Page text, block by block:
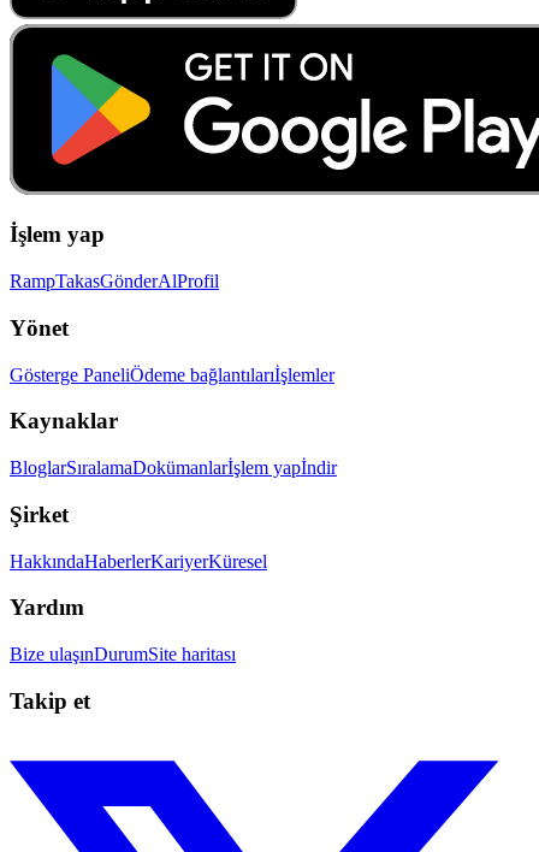
İşlem yap
RampTakasGönderAlProfil
Yönet
Gösterge PaneliÖdeme bağlantılarıİşlemler
Kaynaklar
BloglarSıralamaDokümanlarİşlem yapİndir
Şirket
HakkındaHaberlerKariyerKüresel
Yardım
Bize ulaşınDurumSite haritası
Takip et